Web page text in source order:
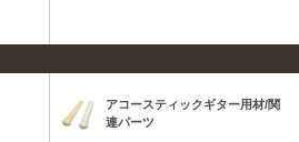
アコースティックギター用材/関
連パーツ